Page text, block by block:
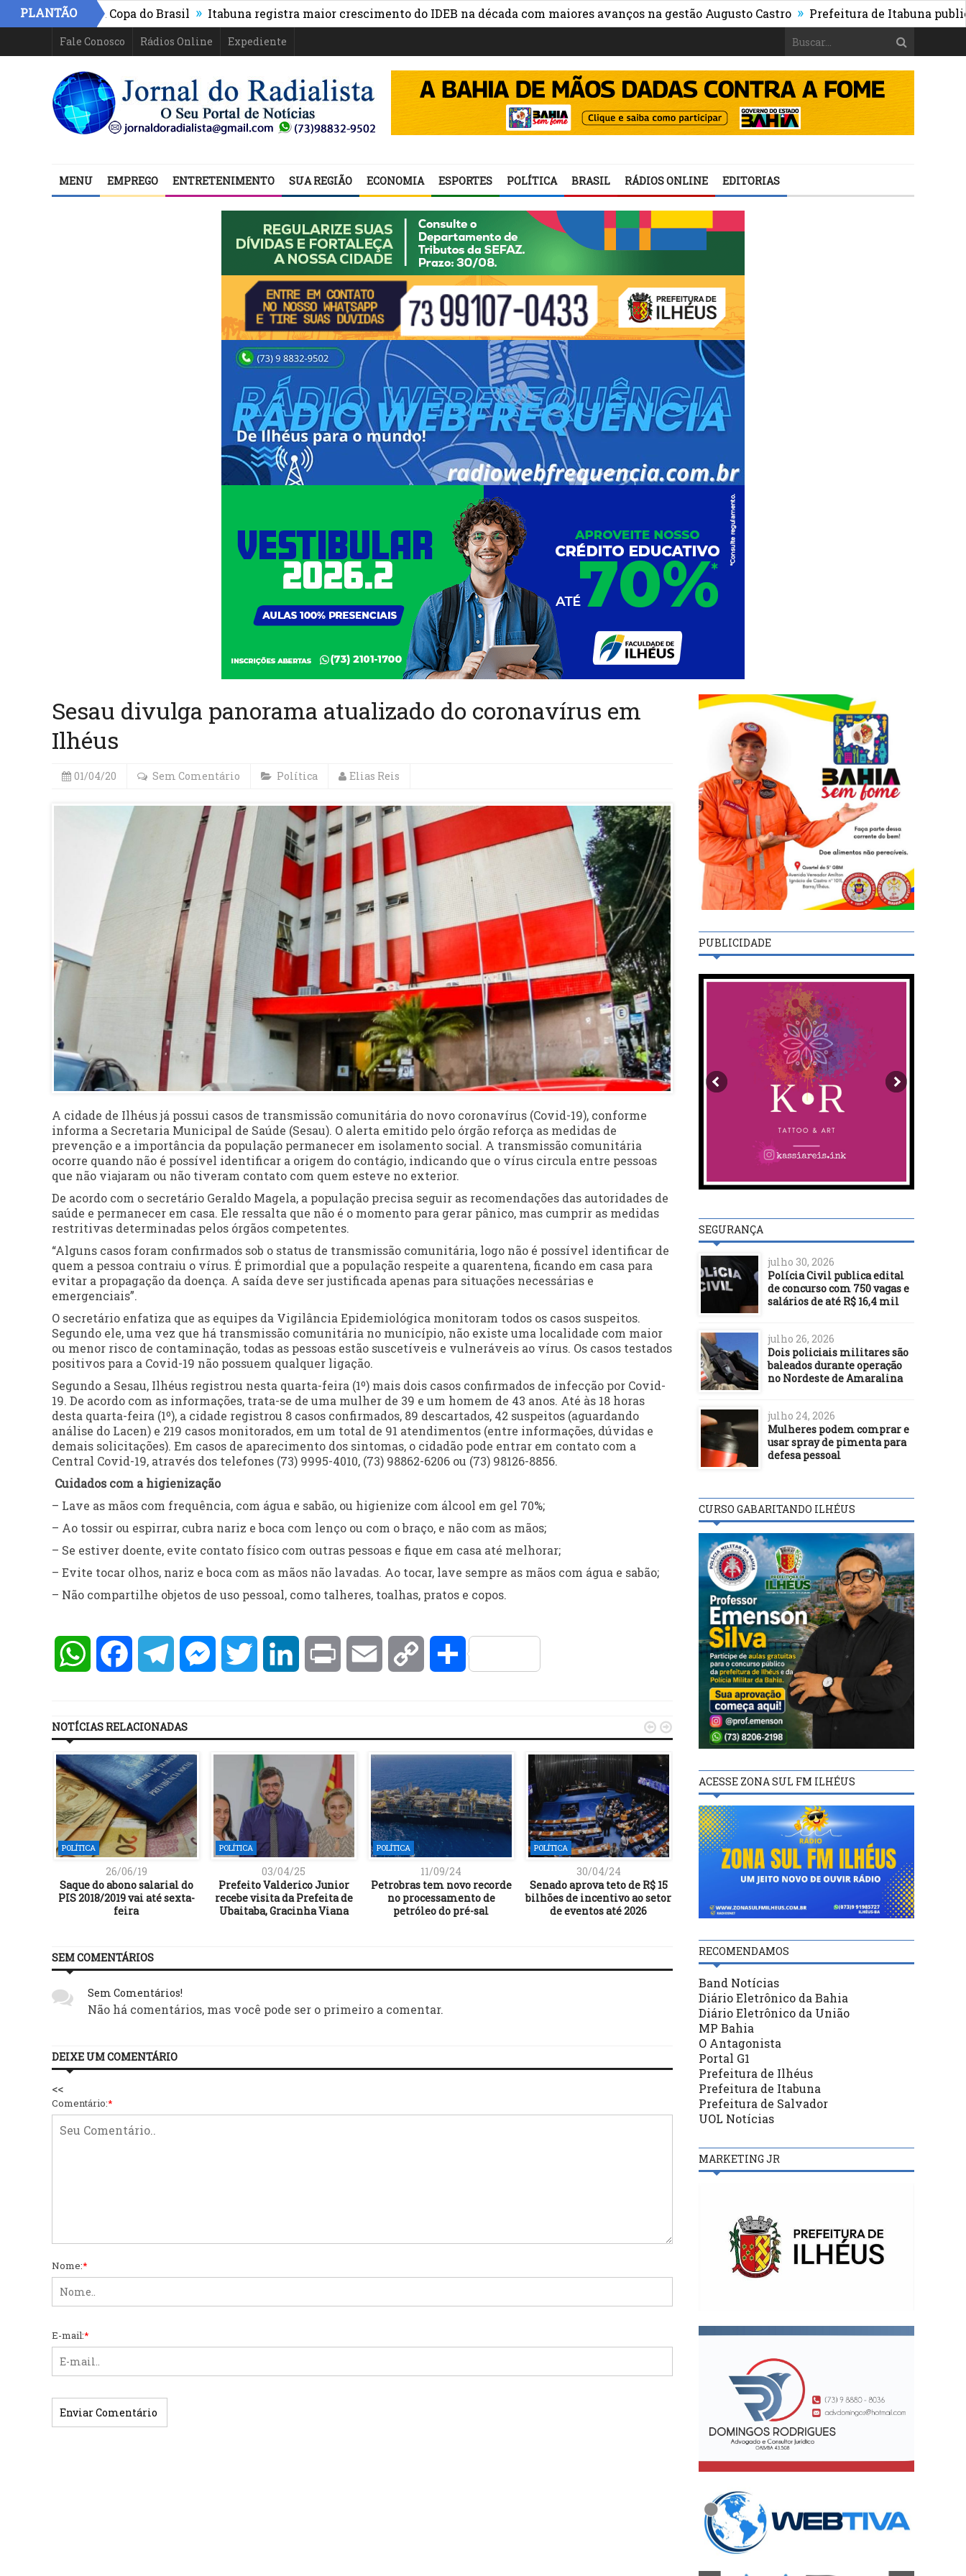
PLANTÃO
segue na Copa do Brasil » Itabuna registra maior crescimento do IDEB na década com maiores avanços na gestão Augusto Castro » Prefeitura de Itabuna publica
Fale Conosco Rádios Online Expediente
MENU EMPREGO ENTRETENIMENTO SUA REGIÃO ECONOMIA ESPORTES POLÍTICA BRASIL RÁDIOS ONLINE EDITORIAS
Sesau divulga panorama atualizado do coronavírus em
Ilhéus
01/04/20 Sem Comentário Política Elias Reis
A cidade de Ilhéus já possui casos de transmissão comunitária do novo coronavírus (Covid-19), conforme
informa a Secretaria Municipal de Saúde (Sesau). O alerta emitido pelo órgão reforça as medidas de
prevenção e a importância da população permanecer em isolamento social. A transmissão comunitária
ocorre quando não é possível identificar a origem do contágio, indicando que o vírus circula entre pessoas
que não viajaram ou não tiveram contato com quem esteve no exterior.
De acordo com o secretário Geraldo Magela, a população precisa seguir as recomendações das autoridades de
saúde e permanecer em casa. Ele ressalta que não é o momento para gerar pânico, mas cumprir as medidas
restritivas determinadas pelos órgãos competentes.
“Alguns casos foram confirmados sob o status de transmissão comunitária, logo não é possível identificar de
quem a pessoa contraiu o vírus. É primordial que a população respeite a quarentena, ficando em casa para
evitar a propagação da doença. A saída deve ser justificada apenas para situações necessárias e
emergenciais”.
O secretário enfatiza que as equipes da Vigilância Epidemiológica monitoram todos os casos suspeitos.
Segundo ele, uma vez que há transmissão comunitária no município, não existe uma localidade com maior
ou menor risco de contaminação, todas as pessoas estão suscetíveis e vulneráveis ao vírus. Os casos testados
positivos para a Covid-19 não possuem qualquer ligação.
Segundo a Sesau, Ilhéus registrou nesta quarta-feira (1º) mais dois casos confirmados de infecção por Covid-
19. De acordo com as informações, trata-se de uma mulher de 39 e um homem de 43 anos. Até às 18 horas
desta quarta-feira (1º), a cidade registrou 8 casos confirmados, 89 descartados, 42 suspeitos (aguardando
análise do Lacen) e 219 casos monitorados, em um total de 91 atendimentos (entre informações, dúvidas e
demais solicitações). Em casos de aparecimento dos sintomas, o cidadão pode entrar em contato com a
Central Covid-19, através dos telefones (73) 9995-4010, (73) 98862-6206 ou (73) 98126-8856.
Cuidados com a higienização
– Lave as mãos com frequência, com água e sabão, ou higienize com álcool em gel 70%;
– Ao tossir ou espirrar, cubra nariz e boca com lenço ou com o braço, e não com as mãos;
– Se estiver doente, evite contato físico com outras pessoas e fique em casa até melhorar;
– Evite tocar olhos, nariz e boca com as mãos não lavadas. Ao tocar, lave sempre as mãos com água e sabão;
– Não compartilhe objetos de uso pessoal, como talheres, toalhas, pratos e copos.
WhatsAppFacebookTelegramMessengerTwitter LinkedInPrint Email Copy Compartilhar
NOTÍCIAS RELACIONADAS
POLÍTICA
26/06/19
Saque do abono salarial do
PIS 2018/2019 vai até sexta-
feira
POLÍTICA
03/04/25
Prefeito Valderico Junior
recebe visita da Prefeita de
Ubaitaba, Gracinha Viana
POLÍTICA
11/09/24
Petrobras tem novo recorde
no processamento de
petróleo do pré-sal
POLÍTICA
30/04/24
Senado aprova teto de R$ 15
bilhões de incentivo ao setor
de eventos até 2026
POLÍTICA
01/09/19
Previdência dos militares é
feira
POLÍTICA
20/06/23
Distribuição de
beneficiará 24
mulheres
 
SEM COMENTÁRIOS
Sem Comentários!
Não há comentários, mas você pode ser o primeiro a comentar.
DEIXE UM COMENTÁRIO
<<
Comentário:*
Nome:*
E-mail:*
PUBLICIDADE
SEGURANÇA
julho 30, 2026
Polícia Civil publica edital
de concurso com 750 vagas e
salários de até R$ 16,4 mil
julho 26, 2026
Dois policiais militares são
baleados durante operação
no Nordeste de Amaralina
julho 24, 2026
Mulheres podem comprar e
usar spray de pimenta para
defesa pessoal
CURSO GABARITANDO ILHÉUS
ACESSE ZONA SUL FM ILHÉUS
RECOMENDAMOS
Band Notícias
Diário Eletrônico da Bahia
Diário Eletrônico da União
MP Bahia
O Antagonista
Portal G1
Prefeitura de Ilhéus
Prefeitura de Itabuna
Prefeitura de Salvador
UOL Notícias
MARKETING JR